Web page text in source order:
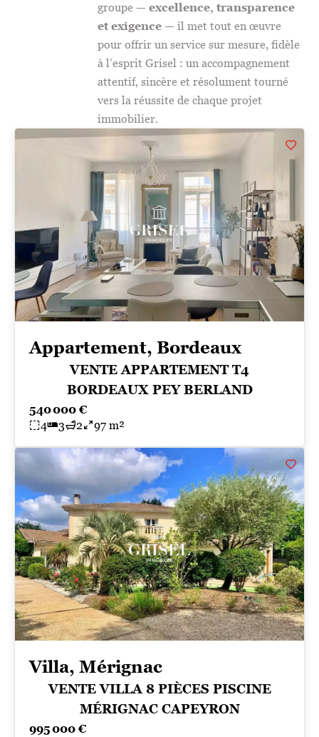
groupe — excellence, transparence
et exigence— il met tout en œuvre
pour offrir un service sur mesure, fidèle
à l’esprit Grisel : un accompagnement
attentif, sincère et résolument tourné
vers la réussite de chaque projet
immobilier.
Appartement, Bordeaux
VENTE APPARTEMENT T4
BORDEAUX PEY BERLAND
540 000 €
4
3 2 97 m²
Villa, Mérignac
VENTE VILLA 8 PIÈCES PISCINE
MÉRIGNAC CAPEYRON
995 000 €